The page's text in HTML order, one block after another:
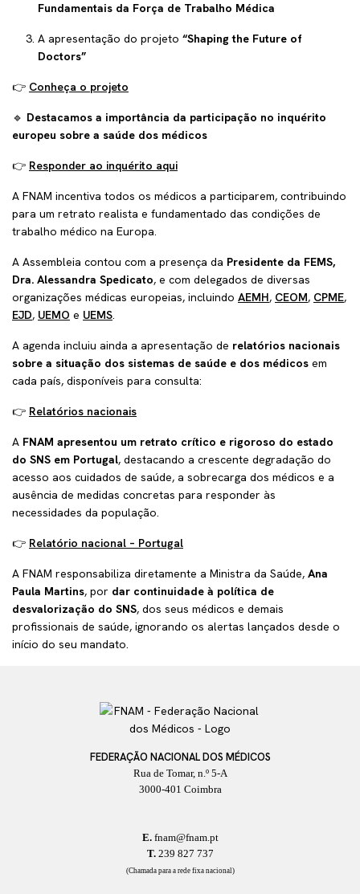
Fundamentais da Força de Trabalho Médica
A apresentação do projeto “Shaping the Future of
Doctors”
👉 Conheça o projeto
🔹 Destacamos a importância da participação no inquérito
europeu sobre a saúde dos médicos
👉 Responder ao inquérito aqui
A FNAM incentiva todos os médicos a participarem, contribuindo
para um retrato realista e fundamentado das condições de
trabalho médico na Europa.
A Assembleia contou com a presença da Presidente da FEMS,
Dra. Alessandra Spedicato, e com delegados de diversas
organizações médicas europeias, incluindo AEMH, CEOM, CPME,
EJD, UEMO e UEMS.
A agenda incluiu ainda a apresentação de relatórios nacionais
sobre a situação dos sistemas de saúde e dos médicos em
cada país, disponíveis para consulta:
👉 Relatórios nacionais
A FNAM apresentou um retrato crítico e rigoroso do estado
do SNS em Portugal, destacando a crescente degradação do
acesso aos cuidados de saúde, a sobrecarga dos médicos e a
ausência de medidas concretas para responder às
necessidades da população.
👉 Relatório nacional – Portugal
A FNAM responsabiliza diretamente a Ministra da Saúde, Ana
Paula Martins, por dar continuidade à política de
desvalorização do SNS, dos seus médicos e demais
profissionais de saúde, ignorando os alertas lançados desde o
início do seu mandato.
FEDERAÇÃO NACIONAL DOS MÉDICOS
Rua de Tomar, n.º 5-A
3000-401 Coimbra
E. fnam@fnam.pt
T. 239 827 737
(Chamada para a rede fixa nacional)